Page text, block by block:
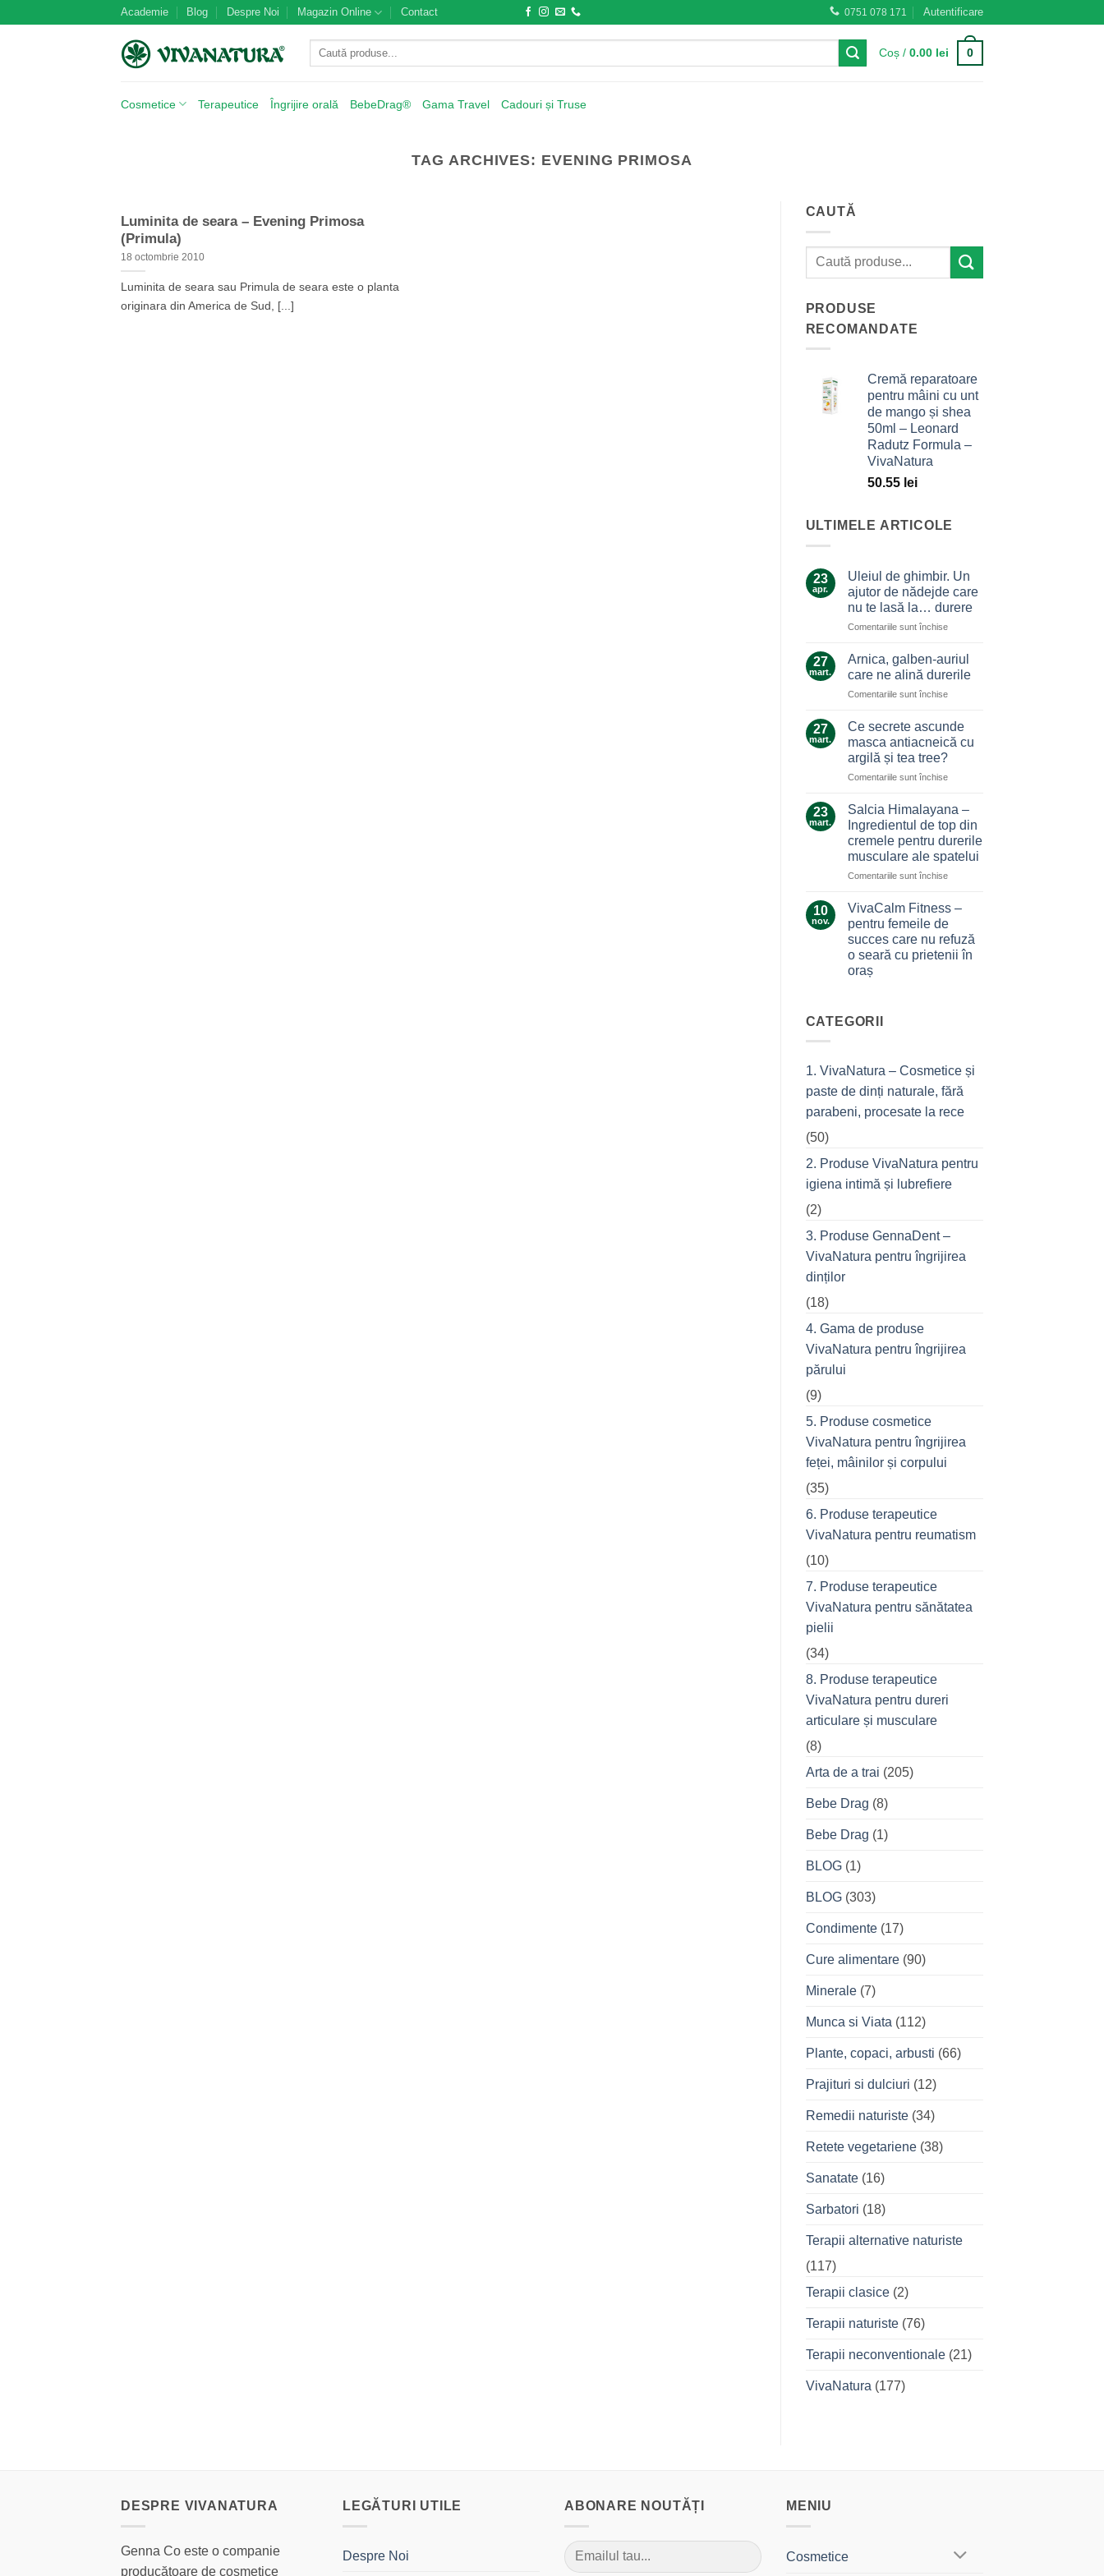
Academie Blog Despre Noi Magazin Online Contact 0751 078 171 Autentificare
Caută
Coș /0.00 lei 0
Cosmetice Terapeutice Îngrijire orală BebeDrag® Gama Travel Cadouri și Truse
TAG ARCHIVES: EVENING PRIMOSA
Luminita de seara – Evening Primosa
(Primula)
18 octombrie 2010
Luminita de seara sau Primula de seara este o planta
originara din America de Sud, [...]
CAUTĂ
PRODUSE
RECOMANDATE
Cremă reparatoare
pentru mâini cu unt
de mango și shea
50ml – Leonard
Radutz Formula –
VivaNatura
50.55 lei
ULTIMELE ARTICOLE
23
apr.
Uleiul de ghimbir. Un
ajutor de nădejde care
nu te lasă la… durere
Comentariile sunt închisepentru
de
ghimbir.
Un
ajutor
nădejde
care
nu
lasă
durere
27
mart.
Arnica, galben-auriul
care ne alină durerile
Comentariile sunt închisepentru
galben-
auriul
care
alină
27
mart.
Ce secrete ascunde
masca antiacneică cu
argilă și tea tree?
Comentariile sunt închisepentru
ascunde
masca
antiacneică
cu
argilă
tree?
23
mart.
Salcia Himalayana –
Ingredientul de top din
cremele pentru durerile
musculare ale spatelui
Comentariile sunt închisepentru
Ingredientul
de
top
10
nov.
VivaCalm Fitness –
pentru femeile de
succes care nu refuză
o seară cu prietenii în
oraș
VivaCalm
Fitness
de
care
refuză
prietenii
în
oraș
CATEGORII
1. VivaNatura – Cosmetice și
paste de dinți naturale, fără
parabeni, procesate la rece
(50)
2. Produse VivaNatura pentru
igiena intimă și lubrefiere
(2)
3. Produse GennaDent –
VivaNatura pentru îngrijirea
dinților
(18)
4. Gama de produse
VivaNatura pentru îngrijirea
părului
(9)
5. Produse cosmetice
VivaNatura pentru îngrijirea
feței, mâinilor și corpului
(35)
6. Produse terapeutice
VivaNatura pentru reumatism
(10)
7. Produse terapeutice
VivaNatura pentru sănătatea
pielii
(34)
8. Produse terapeutice
VivaNatura pentru dureri
articulare și musculare
(8)
Arta de a trai (205)
Bebe Drag (8)
Bebe Drag (1)
BLOG(1)
BLOG(303)
Condimente(17)
Cure alimentare(90)
Minerale(7)
Munca si Viata (112)
Plante, copaci, arbusti (66)
Prajituri si dulciuri (12)
Remedii naturiste(34)
Retete vegetariene(38)
Sanatate(16)
Sarbatori (18)
Terapii alternative naturiste
(117)
Terapii clasice(2)
Terapii naturiste(76)
Terapii neconventionale(21)
VivaNatura (177)
DESPRE VIVANATURA
Genna Co este o companie
producătoare de cosmetice
LEGĂTURI UTILE
Despre Noi
ABONARE NOUTĂȚI MENIU
Cosmetice